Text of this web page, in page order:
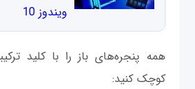
ویندوز 10
کوچک کنید: